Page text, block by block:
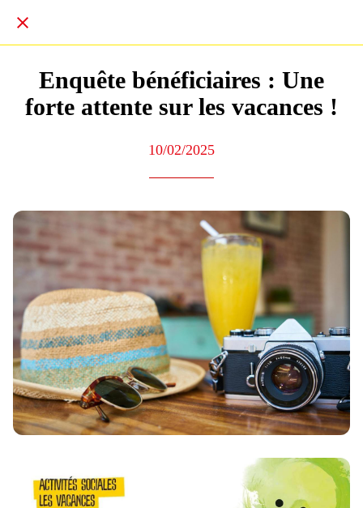
Enquête bénéficiaires : Une
forte attente sur les vacances !
10/02/2025